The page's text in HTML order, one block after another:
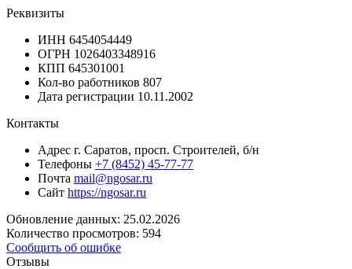
Реквизиты
ИНН 6454054449
ОГРН 1026403348916
КПП 645301001
Кол-во работников 807
Дата регистрации 10.11.2002
Контакты
Адрес г. Саратов, просп. Строителей, б/н
Телефоны +7 (8452) 45-77-77
Почта mail@ngosar.ru
Сайт https://ngosar.ru
Обновление данных: 25.02.2026
Количество просмотров: 594
Сообщить об ошибке
Отзывы